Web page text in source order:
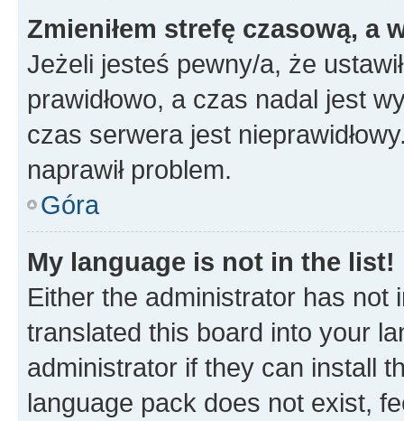
Zmieniłem strefę czasową, a
Jeżeli jesteś pewny/a, że
prawidłowo, a czas nadal jest
czas serwera jest
naprawił problem.
Góra
My language is not in the list!
Either the administrator has not
translated this board into your
administrator if they can install
language pack does not exist,